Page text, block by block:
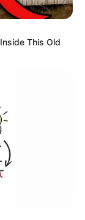
el
ICBF
Mujer
This Old